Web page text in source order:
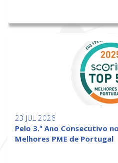
23 JUL 2026
Pelo 3.º Ano Consecutivo
Melhores PME de Portugal